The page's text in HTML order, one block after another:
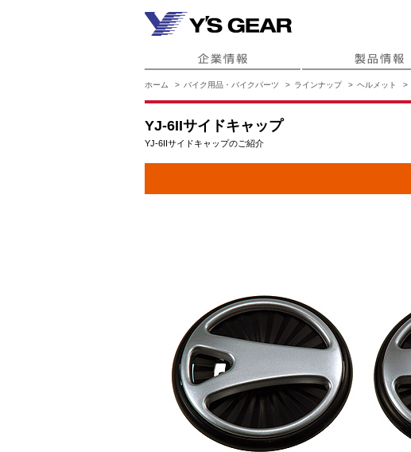
ホーム バイク用品・バイクパーツ ラインナップ ヘルメット
YJ-6IIサイドキャップ
YJ-6IIサイドキャップのご紹介